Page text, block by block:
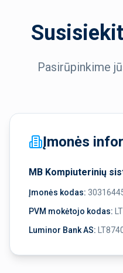
Pasirūpinkime
Įmonės
MB Kompiuterinių
Įmonės kodas:
PVM mokėtojo kodas:
Luminor Bank AS: